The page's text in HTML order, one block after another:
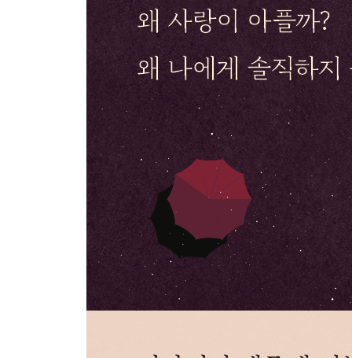
꺾이는 언어, 꺾이는 마음
나를 버려야 내가 산다
6장 여자 안에는 보헤미안이 산다 / 여자의 심리코
여자 안에는 보헤미안이 산다
내 삶의 속도에 맞게 걷기
나를 깊이 탐구한다는 것
지금, 여기가 중요한 이유
홀로, 자유를 즐기기를
에필로그 _ 여자여, 피안으로 향합시다
참고 도서